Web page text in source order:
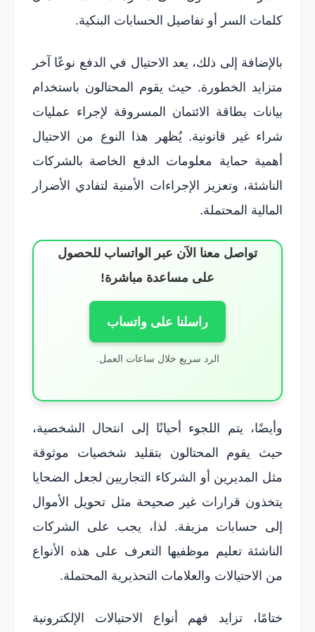
كلمات السر أو تفاصيل الحسابات البنكية.
بالإضافة إلى ذلك، يعد الاحتيال في الدفع نوعًا آخر
متزايد الخطورة. حيث يقوم المحتالون باستخدام
بيانات بطاقة الائتمان المسروقة لإجراء عمليات
شراء غير قانونية. يُظهر هذا النوع من الاحتيال
أهمية حماية معلومات الدفع الخاصة بالشركات
الناشئة، وتعزيز الإجراءات الأمنية لتفادي الأضرار
المالية المحتملة.
تواصل معنا الآن عبر الواتساب للحصول
على مساعدة مباشرة!
راسلنا على واتساب
الرد سريع خلال ساعات العمل.
وأيضًا، يتم اللجوء أحيانًا إلى انتحال الشخصية،
حيث يقوم المحتالون بتقليد شخصيات موثوقة
مثل المديرين أو الشركاء التجاريين لجعل الضحايا
يتخذون قرارات غير صحيحة مثل تحويل الأموال
إلى حسابات مزيفة. لذا، يجب على الشركات
الناشئة تعليم موظفيها التعرف على هذه الأنواع
من الاحتيالات والعلامات التحذيرية المحتملة.
ختامًا، تزايد فهم أنواع الاحتيالات الإلكترونية